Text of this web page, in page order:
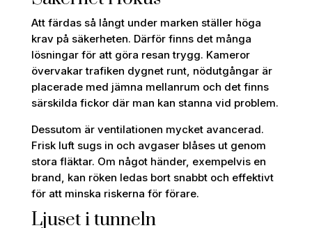
Att färdas så långt under marken ställer höga
krav på säkerheten. Därför finns det många
lösningar för att göra resan trygg. Kameror
övervakar trafiken dygnet runt, nödutgångar är
placerade med jämna mellanrum och det finns
särskilda fickor där man kan stanna vid problem.
Dessutom är ventilationen mycket avancerad.
Frisk luft sugs in och avgaser blåses ut genom
stora fläktar. Om något händer, exempelvis en
brand, kan röken ledas bort snabbt och effektivt
för att minska riskerna för förare.
Ljuset i tunneln